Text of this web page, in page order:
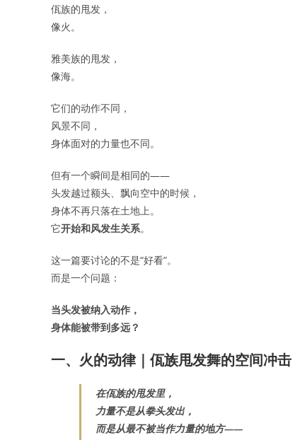
佤族的甩发，
像火。
雅美族的甩发，
像海。
它们的动作不同，
风景不同，
身体面对的力量也不同。
但有一个瞬间是相同的——
头发越过额头、飘向空中的时候，
身体不再只落在土地上。
它开始和风发生关系。
这一篇要讨论的不是“好看”。
而是一个问题：
当头发被纳入动作，
身体能被带到多远？
一、火的动律｜佤族甩发舞的空间冲击
在佤族的甩发里，
力量不是从拳头发出，
而是从最不被当作力量的地方——